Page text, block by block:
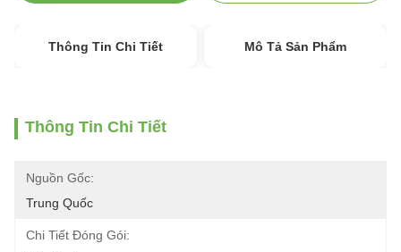
Thông Tin Chi Tiết Mô Tả Sản Phẩm
Thông Tin Chi Tiết
Nguồn Gốc:
Trung Quốc
Chi Tiết Đóng Gói: